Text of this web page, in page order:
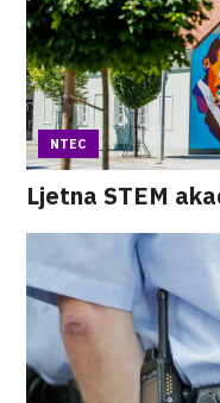
NTEC
Ljetna STEM